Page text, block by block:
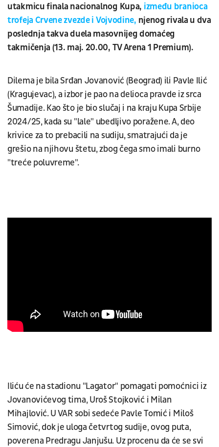
utakmicu finala nacionalnog Kupa, između branioca
trofeja Crvene zvezdei Vojvodine, njenog rivala u dva
poslednja takva duela masovnijeg domaćeg
takmičenja (13. maj. 20.00, TV Arena 1 Premium).
Dilema je bila Srđan Jovanović (Beograd) ili Pavle Ilić
(Kragujevac), a izbor je pao na delioca pravde iz srca
Šumadije. Kao što je bio slučaj i na kraju Kupa Srbije
2024/25, kada su "lale" ubedljivo poražene. A, deo
krivice za to prebacili na sudiju, smatrajući da je
grešio na njihovu štetu, zbog čega smo imali burno
"treće poluvreme".
Iliću će na stadionu "Lagator" pomagati pomoćnici iz
Jovanovićevog tima, Uroš Stojković i Milan
Mihajlović. U VAR sobi sedeće Pavle Tomić i Miloš
Simović, dok je uloga četvrtog sudije, ovog puta,
poverena Predragu Janjušu. Uz procenu da će se svi